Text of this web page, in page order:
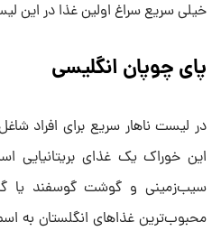
خیلی سریع سراغ اولین غذا در این
پای چوپان انگلیسی
در لیست ناهار سریع برای افراد
سیب‌زمینی و گوشت گوسفند یا
محبوب‌ترین غذاهای انگلستان به